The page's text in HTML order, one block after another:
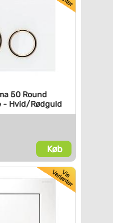
50 Round
- Hvid/Rødguld
Køb